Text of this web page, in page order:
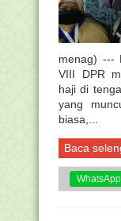
menag) ---
VIII DPR
haji di
yang
biasa,...
Baca
WhatsApp